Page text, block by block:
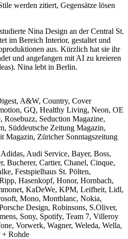
werden zitiert, Gegensätze lösen
Nina Design an der Central St.
im Bereich Interior, gestaltet und
aus. Kürzlich hat sie ihr
und angefangen mit AI zu kreieren
Nina lebt in Berlin.
A&W, Country, Cover
GQ, Healthy Living, Neon, OE
Seduction Magazine,
Süddeutsche Zeitung Magazin,
Magazin, Züricher Sonntagszeitung
Audi Service, Bayer, Boss,
Bucherer, Cartier, Chanel, Cinque,
Festspielhaus St. Pölten,
Hasenkopf, Honor, Hornbach,
KaDeWe, KPM, Leifheit, Lidl,
Mono, Montblanc, Nokia,
Design, Robinsons, S.Oliver,
Sony, Spotify, Team 7, Villeroy
Vorwerk, Wagner, Weleda, Wella,
+ Rohde